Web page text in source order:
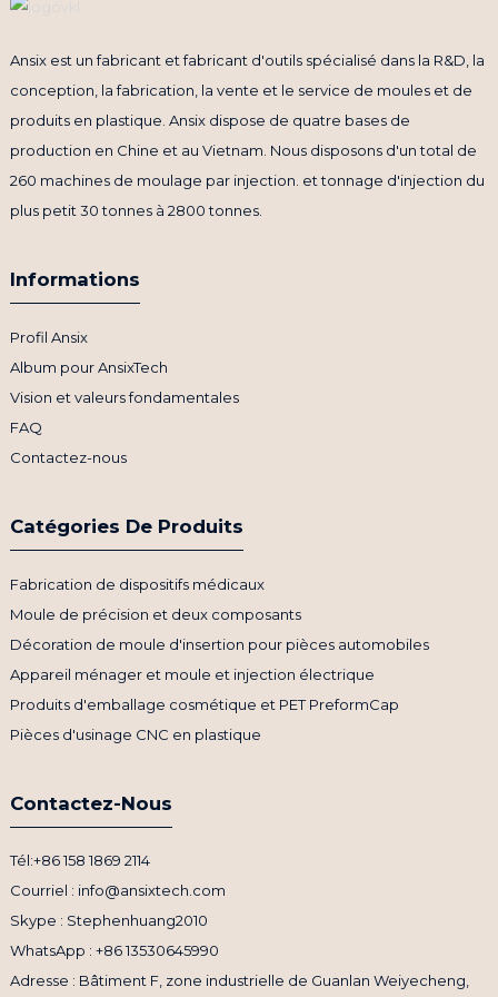
Ansix est un fabricant et fabricant d'outils spécialisé dans la R&D, la
conception, la fabrication, la vente et le service de moules et de
produits en plastique. Ansix dispose de quatre bases de
production en Chine et au Vietnam. Nous disposons d'un total de
260 machines de moulage par injection. et tonnage d'injection du
plus petit 30 tonnes à 2800 tonnes.
Informations
Profil Ansix
Album pour AnsixTech
Vision et valeurs fondamentales
FAQ
Contactez-nous
Catégories De Produits
Fabrication de dispositifs médicaux
Moule de précision et deux composants
Décoration de moule d'insertion pour pièces automobiles
Appareil ménager et moule et injection électrique
Produits d'emballage cosmétique et PET PreformCap
Pièces d'usinage CNC en plastique
Contactez-Nous
Tél:+86 158 1869 2114
Courriel : info@ansixtech.com
Skype : Stephenhuang2010
WhatsApp : +86 13530645990
Adresse : Bâtiment F, zone industrielle de Guanlan Weiyecheng,